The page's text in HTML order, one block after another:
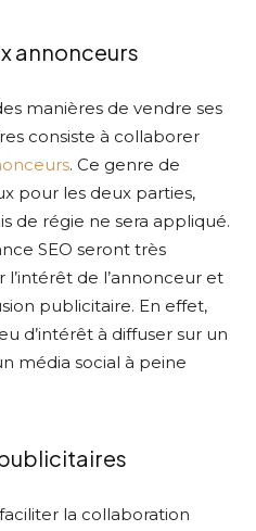
annonceurs
manières de vendre ses
consiste à collaborer
. Ce genre de
pour les deux parties,
de régie ne sera appliqué.
SEO seront très
de l’annonceur et
publicitaire. En effet,
d’intérêt à diffuser sur un
média social à peine
la collaboration